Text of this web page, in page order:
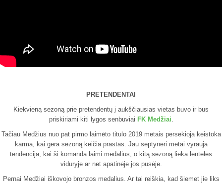
PRETENDENTAI
Kiekvieną sezoną prie pretendentų į aukščiausias vietas buvo ir bus
priskiriami kiti lygos senbuviai FK Medžiai
Tačiau Medžius nuo pat pirmo laimėto titulo 2019 metais persekioja keistoka
karma, kai gera sezoną keičia prastas. Jau septyneri metai vyrauja
tendencija, kai ši komanda laimi medalius, o kitą sezoną lieka lentelės
viduryje ar net apatinėje jos pusėje.
Pernai Medžiai iškovojo bronzos medalius. Ar tai reiškia, kad šiemet jie liks